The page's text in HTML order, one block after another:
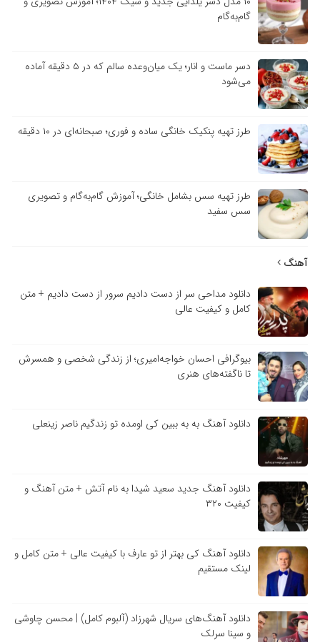
گام‌به‌گام
دسر ماست و انار؛ یک میان‌وعده سالم که در ۵ دقیقه آماده
می‌شود
طرز تهیه پنکیک خانگی ساده و فوری؛ صبحانه‌ای در ۱۰ دقیقه
طرز تهیه سس بشامل خانگی؛ آموزش گام‌به‌گام و تصویری
سس سفید
آهنگ
دانلود مداحی سر از دست دادیم سرور از دست دادیم + متن
کامل و کیفیت عالی
بیوگرافی احسان خواجه‌امیری؛ از زندگی شخصی و همسرش
تا ناگفته‌های هنری
دانلود آهنگ به به ببین کی اومده تو زندگیم ناصر زینعلی
دانلود آهنگ جدید سعید شیدا به نام آتش + متن آهنگ و
کیفیت ۳۲۰
دانلود آهنگ کی بهتر از تو عارف با کیفیت عالی + متن کامل و
لینک مستقیم
دانلود آهنگ‌های سریال شهرزاد (آلبوم کامل) | محسن چاوشی
و سینا سرلک